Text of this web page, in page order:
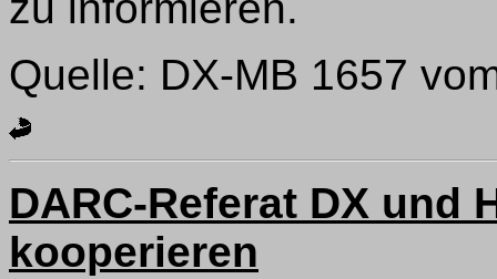
Quelle: DX-MB 1657
DARC-Referat DX und
kooperieren